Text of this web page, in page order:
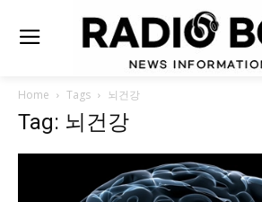
Home Tags 뇌건강
Tag: 뇌건강